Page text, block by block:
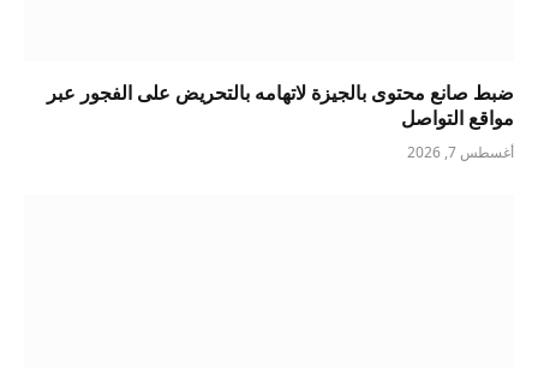
ضبط صانع محتوى بالجيزة لاتهامه بالتحريض على الفجور عبر
مواقع التواصل
أغسطس 7, 2026